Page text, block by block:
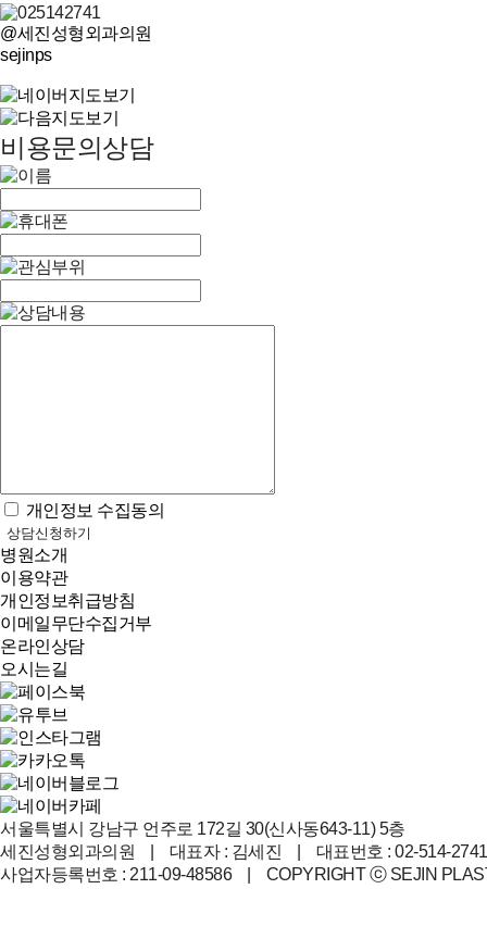
@세진성형외과의원
sejinps
비용문의상담
개인정보 수집동의
상담신청하기
병원소개
이용약관
개인정보취급방침
이메일무단수집거부
온라인상담
오시는길
서울특별시 강남구 언주로 172길 30(신사동643-11) 5층
세진성형외과의원 | 대표자 : 김세진 | 대표번호 : 02-514-
사업자등록번호 : 211-09-48586 | COPYRIGHT ⓒ SEJIN